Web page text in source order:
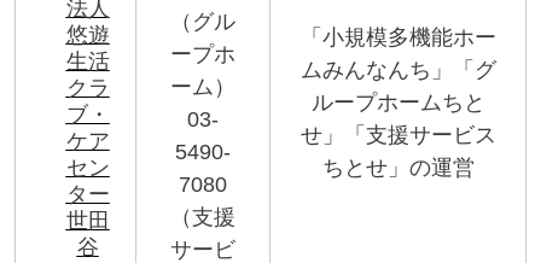
法人
悠遊
生活
クラ
ブ・
ケア
セン
ター
世田
谷
（グル
ープホ
ーム）
03-
5490-
7080
（支援
サービ
「小規模多機能ホー
ムみんなんち」「グ
ループホームちと
せ」「支援サービス
ちとせ」の運営